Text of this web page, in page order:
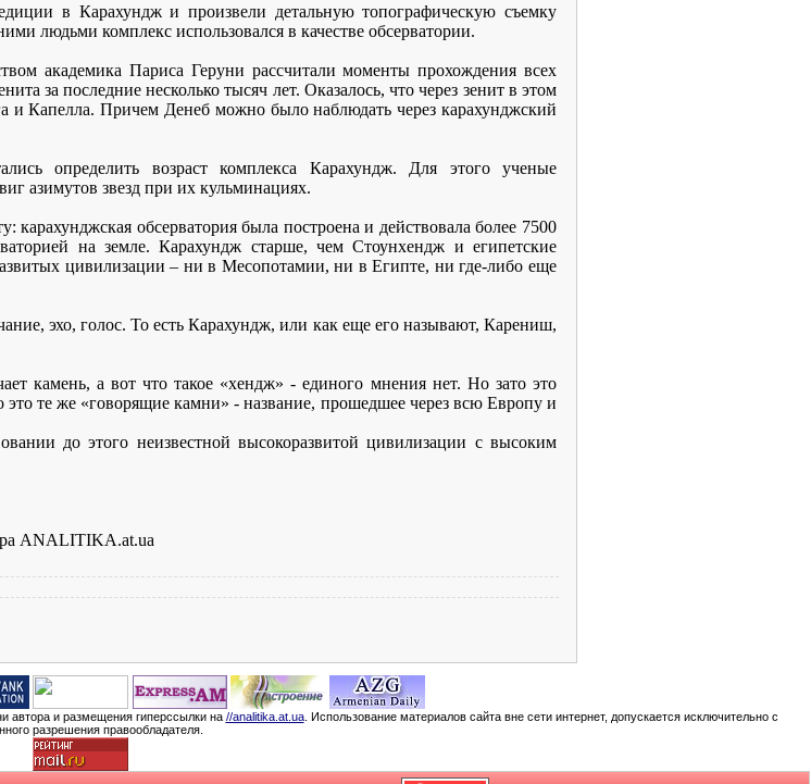
в Карахундж и произвели детальную топографическую съемку
людьми комплекс использовался в качестве обсерватории.
академика Париса Геруни рассчитали моменты прохождения всех
за последние несколько тысяч лет. Оказалось, что через зенит в этом
и Капелла. Причем Денеб можно было наблюдать через карахунджский
определить возраст комплекса Карахундж. Для этого ученые
азимутов звезд при их кульминациях.
карахунджская обсерватория была построена и действовала более 7500
на земле. Карахундж старше, чем Стоунхендж и египетские
цивилизации – ни в Месопотамии, ни в Египте, ни где-либо еще
эхо, голос. То есть Карахундж, или как еще его называют, Карениш,
камень, а вот что такое «хендж» - единого мнения нет. Но зато это
те же «говорящие камни» - название, прошедшее через всю Европу и
до этого неизвестной высокоразвитой цивилизации с высоким
ANALITIKA.at.ua
автора и размещения гиперссылки на //analitika.at.ua. Использование материалов сайта вне сети интернет, допускается исключительно с
разрешения правообладателя.